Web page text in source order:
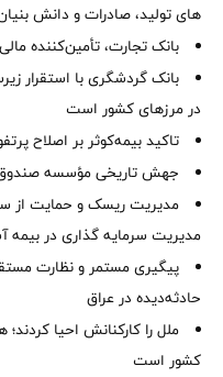
های تولید، صادرات و دانش
بانک تجارت، تأمین‌کننده مالی پروژه
بانک گردشگری با استقرار
در مرزهای کشور است
تاکید بیمه‌کوثر بر اصلاح
جهش تاریخی مؤسسه صندوق
مدیریت ریسک و حمایت از
مدیریت سرمایه گذاری در بیمه
پیگیری مستمر و نظارت
حادثه‌دیده در عراق
ملل را کارکنانش احیا
کشور است